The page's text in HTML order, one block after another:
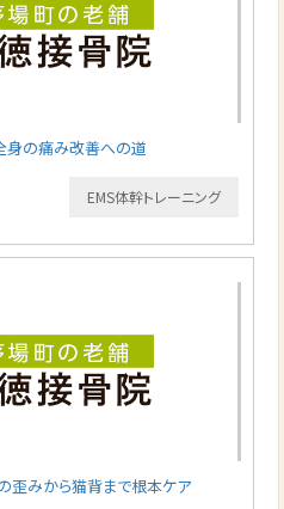
身の痛み改善への道
EMS体幹トレーニング
歪みから猫背まで根本ケア